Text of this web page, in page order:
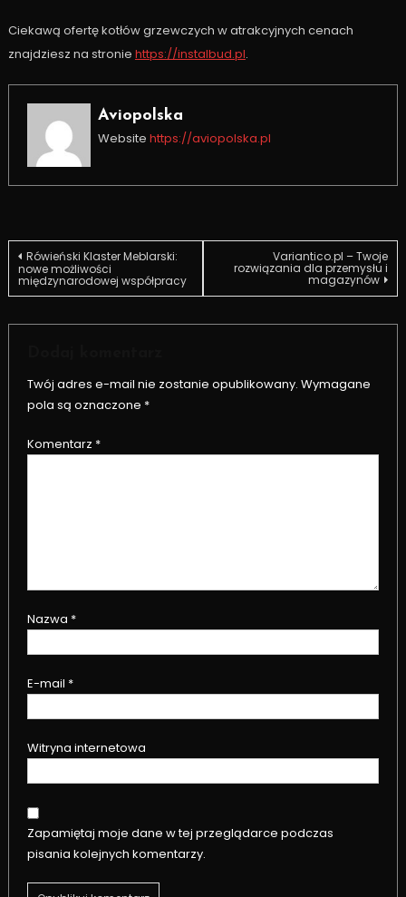
Ciekawą ofertę kotłów grzewczych w atrakcyjnych cenach
znajdziesz na stronie https://instalbud.pl.
Aviopolska
Website https://aviopolska.pl
Nawigacja
wpisu
Rówieński Klaster Meblarski:
nowe możliwości
międzynarodowej współpracy
Variantico.pl – Twoje
rozwiązania dla przemysłu i
magazynów
Twój adres e-mail nie zostanie opublikowany. Wymagane
pola są oznaczone *
Komentarz *
Nazwa *
E-mail *
Witryna internetowa
Zapamiętaj moje dane w tej przeglądarce podczas
pisania kolejnych komentarzy.